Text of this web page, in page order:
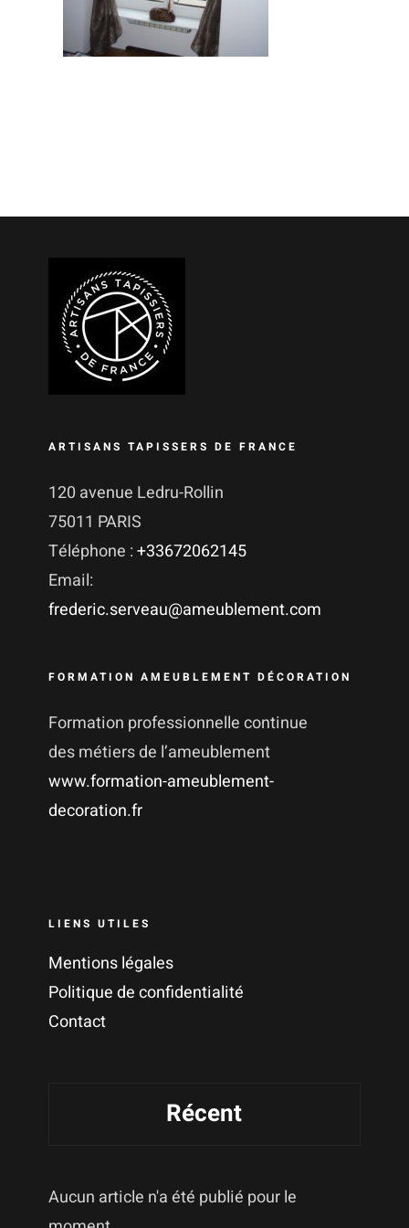
ARTISANS TAPISSERS DE FRANCE
120 avenue Ledru-Rollin
75011 PARIS
Téléphone :+33672062145
Email:
frederic.serveau@ameublement.com
FORMATION AMEUBLEMENT DÉCORATION
Formation professionnelle continue
des métiers de l’ameublement
www.formation-ameublement-
decoration.fr
LIENS UTILES
Mentions légales
Politique de confidentialité
Contact
Récent
Aucun article n'a été publié pour le